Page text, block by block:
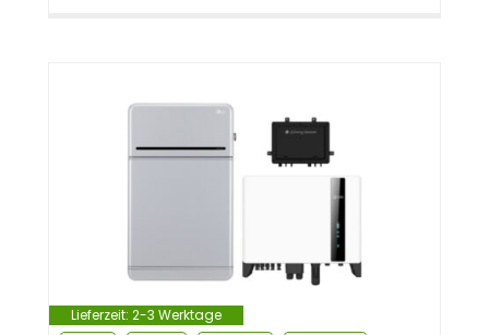
Lieferzeit: 2-3 Werktage